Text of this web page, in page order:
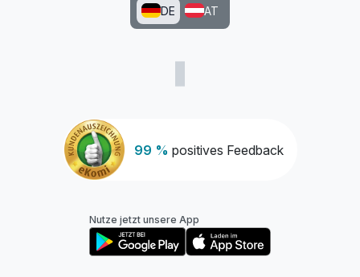
99 % positives Feedback
DE AT
Nutze jetzt unsere App